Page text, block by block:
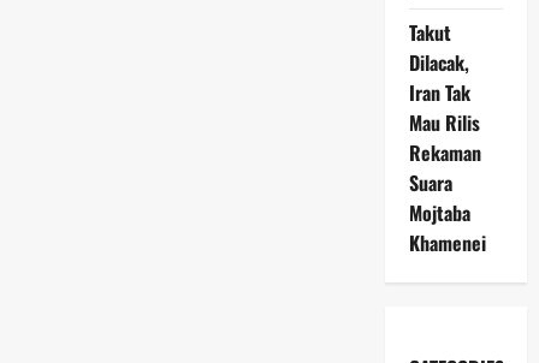
Takut
Dilacak,
Iran Tak
Mau Rilis
Rekaman
Suara
Mojtaba
Khamenei